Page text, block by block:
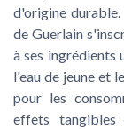
d'origine
de Guerlain
à ses ingrédients
l'eau de jeune et
pour les
effets tangibles